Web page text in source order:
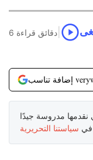
6 دقائق قراءة
نقدمها مدروسة جيدًا
في سياستنا التحريرية